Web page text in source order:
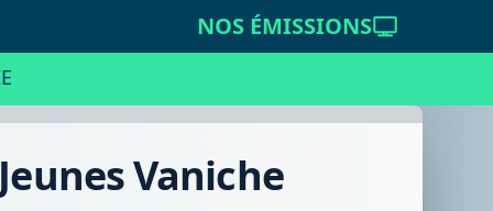
NOS ÉMISSIONS
Vaniche